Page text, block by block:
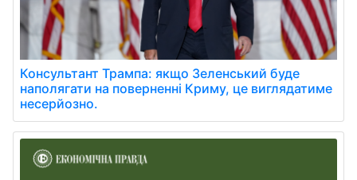
Консультант Трампа: якщо Зеленський буде
наполягати на поверненні Криму, це виглядатиме
несерйозно.